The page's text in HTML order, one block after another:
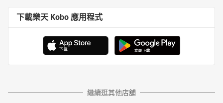
下載樂天 Kobo 應用程式
繼續逛其他店舖